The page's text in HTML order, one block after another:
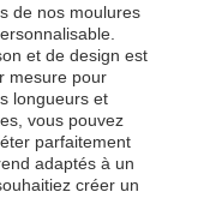
de nos moulures
et de design est
mesure pour
longueurs et
vous pouvez
parfaitement
adaptés à un
créer un